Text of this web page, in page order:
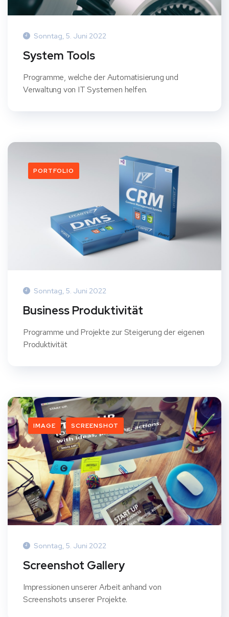
Sonntag, 5. Juni 2022
System Tools
Programme, welche der Automatisierung und
Verwaltung von IT Systemen helfen.
PORTFOLIO
Sonntag, 5. Juni 2022
Business Produktivität
Programme und Projekte zur Steigerung der eigenen
Produktivität
IMAGE SCREENSHOT
Sonntag, 5. Juni 2022
Screenshot Gallery
Impressionen unserer Arbeit anhand von
Screenshots unserer Projekte.